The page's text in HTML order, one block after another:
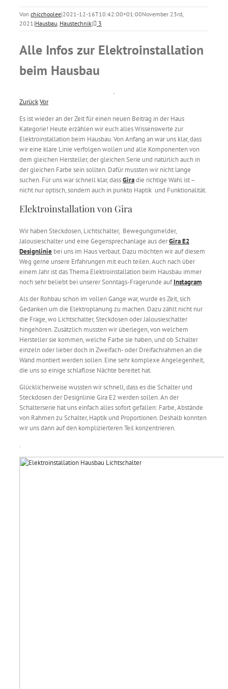
Von chicchoolee|2021-12-16T10:42:00+01:00November 23rd,
2021 |Hausbau Haustechnik| 3
Alle Infos zur Elektroinstallation
beim Hausbau
ZurückVor
Es ist wieder an der Zeit für einen neuen Beitrag in der Haus
Kategorie! Heute erzählen wir euch alles Wissenswerte zur
Elektroinstallation beim Hausbau. Von Anfang an war uns klar, dass
wir eine klare Linie verfolgen wollen und alle Komponenten von
dem gleichen Hersteller, der gleichen Serie und natürlich auch in
der gleichen Farbe sein sollten. Dafür mussten wir nicht lange
suchen. Für uns war schnell klar, dassGiradie richtige Wahl ist –
nicht nur optisch, sondern auch in punkto Haptik und Funktionalität.
Elektroinstallation von Gira
Wir haben Steckdosen, Lichtschalter, Bewegungsmelder,
Jalousieschalter und eine Gegensprechanlage aus derGira E2
Designlinie bei uns im Haus verbaut. Dazu möchten wir auf diesem
Weg gerne unsere Erfahrungen mit euch teilen. Auch nach über
einem Jahr ist das Thema Elektroinstallation beim Hausbau immer
noch sehr beliebt bei unserer Sonntags-Fragerunde aufInstagram
Als der Rohbau schon im vollen Gange war, wurde es Zeit, sich
Gedanken um die Elektroplanung zu machen. Dazu zählt nicht nur
die Frage, wo Lichtschalter, Steckdosen oder Jalousieschalter
hingehören. Zusätzlich mussten wir überlegen, von welchem
Hersteller sie kommen, welche Farbe sie haben, und ob Schalter
einzeln oder lieber doch in Zweifach- oder Dreifachrahmen an die
Wand montiert werden sollen. Eine sehr komplexe Angelegenheit,
die uns so einige schlaflose Nächte bereitet hat.
Glücklicherweise wussten wir schnell, dass es die Schalter und
Steckdosen der Designlinie Gira E2 werden sollen. An der
Schalterserie hat uns einfach alles sofort gefallen: Farbe, Abstände
von Rahmen zu Schalter, Haptik und Proportionen. Deshalb konnten
wir uns dann auf den komplizierteren Teil konzentrieren.
.